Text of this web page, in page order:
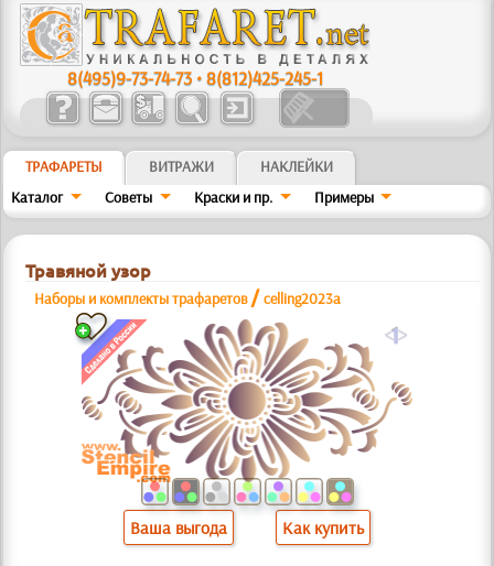
8(495)9-73-74-73 •8(812)425-245-1
ТРАФАРЕТЫ ВИТРАЖИ
НАКЛЕЙКИ
Каталог
Советы Краски и пр. Примеры
Травяной узор
Наборы и комплекты трафаретов /celling2023a
a
Ваша выгода Как купить